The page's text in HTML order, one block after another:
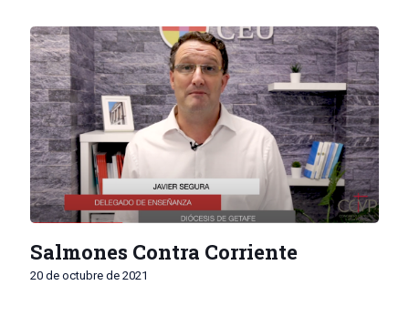
Salmones Contra Corriente
20 de octubre de 2021